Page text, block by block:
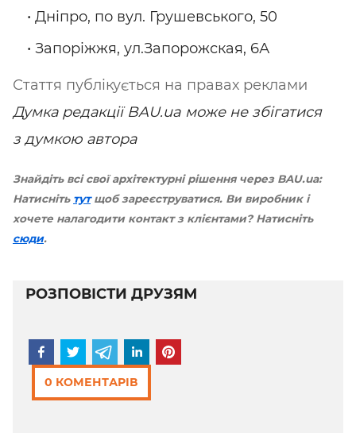
• Дніпро, по вул. Грушевського, 50
• Запоріжжя, ул.Запорожская, 6А
Стаття публікується на правах реклами
Думка редакції BAU.ua може не збігатися
з думкою автора
Знайдіть всі свої архітектурні рішення через BAU.ua:
Натисніть тутщоб зареєструватися. Ви виробник і
хочете налагодити контакт з клієнтами? Натисніть
сюди.
РОЗПОВІСТИ ДРУЗЯМ
0 КОМЕНТАРІВ